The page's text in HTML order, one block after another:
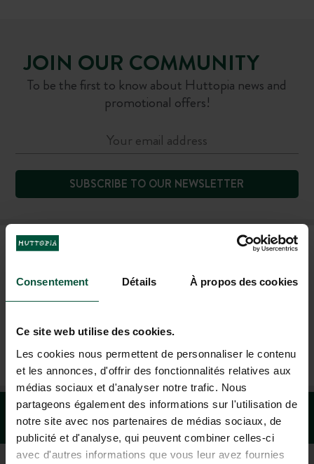
Consentement Détails À propos des cookies
Ce site web utilise des cookies.
Les cookies nous permettent de personnaliser le contenu
et les annonces, d'offrir des fonctionnalités relatives aux
médias sociaux et d'analyser notre trafic. Nous
partageons également des informations sur l'utilisation de
notre site avec nos partenaires de médias sociaux, de
publicité et d'analyse, qui peuvent combiner celles-ci
avec d'autres informations que vous leur avez fournies
JOIN OUR COMMUNITY
To be the first to know about Huttopia news and
promotional offers!
SUBSCRIBE TO OUR NEWSLETTER
+1 (844) 488-8674
MON-FRI 9.00AM-6.00PM - SAT-SUN 10.00AM-5.00PM (EST)